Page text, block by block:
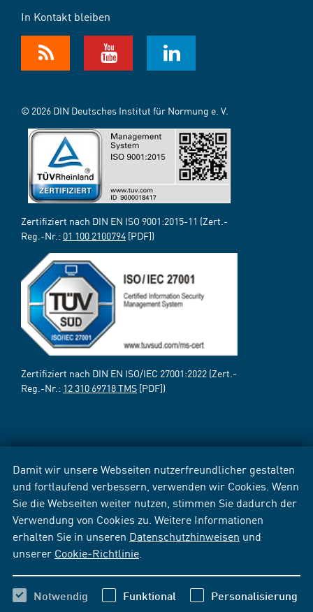
Damit wir unsere Webseiten nutzerfreundlicher gestalten
und fortlaufend verbessern, verwenden wir Cookies. Wenn
Sie die Webseiten weiter nutzen, stimmen Sie dadurch der
Verwendung von Cookies zu. Weitere Informationen
erhalten Sie in unseren Datenschutzhinweisen und
unserer Cookie-Richtlinie
Notwendig Funktional Personalisierung
In Kontakt bleiben
© 2026 DIN Deutsches Institut für Normung e. V.
Zertifiziert nach DIN EN ISO 9001:2015-11 (Zert.-
Reg.-Nr.: 01 100 2100794 [PDF])
Zertifiziert nach DIN EN ISO/IEC 27001:2022 (Zert.-
Reg.-Nr.: 12 310 69718 TMS [PDF])